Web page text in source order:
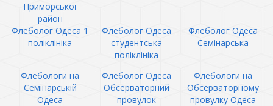
Приморської
район
Флеболог Одеса 1
поліклініка
Флеболог Одеса
студентська
поліклініка
Флеболог Одеса
Семінарська
Флебологи на
Семінарській
Одеса
Флеболог Одеса
Обсерваторний
провулок
Флебологи на
Обсерваторному
провулку Одеса